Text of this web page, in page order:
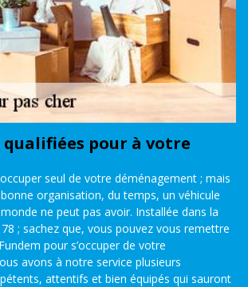
qualifiées pour à votre
seul de votre déménagement ; mais
organisation, du temps, un véhicule
ne peut pas avoir. Installée dans la
; sachez que, vous pouvez vous remettre
pour s’occuper de votre
avons à notre service plusieurs
attentifs et bien équipés qui sauront